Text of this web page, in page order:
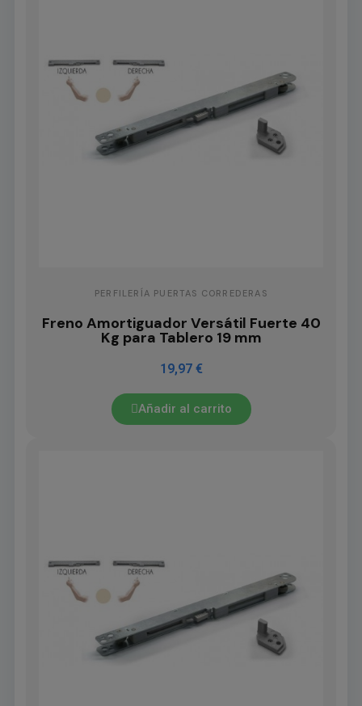
PERFILERÍA PUERTAS CORREDERAS
Freno Amortiguador Versátil Fuerte 40
Kg para Tablero 19 mm
19,97 €
Añadir al carrito